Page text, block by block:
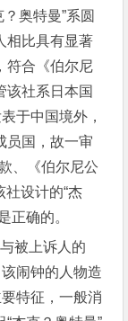
奥特曼”系圆
相比具有显著
符合《伯尔尼
该社系日本国
于中国境外，
员国，故一审
、《伯尔尼公
设计的“杰
正确的。
被上诉人的
闹钟的人物造
特征，一般消